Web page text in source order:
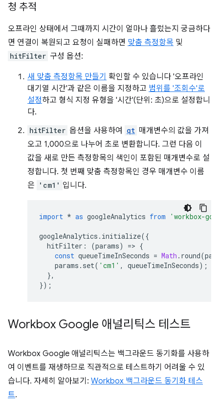
청 추적
오프라인 상태에서 그때까지 시간이 얼마나 흘렀는지 궁금하다
면 연결이 복원되고 요청이 실패하면 맞춤 측정항목 및
hitFilter 구성 옵션:
새 맞춤 측정항목 만들기 확인할 수 있습니다 '오프라인
대기열 시간'과 같은 이름을 지정하고 범위를 '조회수'로
설정하고 형식 지정 유형을 '시간'(단위: 초)으로 설정합니
다.
hitFilter 옵션을 사용하여 qt 매개변수의 값을 가져
오고 1,000으로 나누어 초로 변환합니다. 그런 다음 이
값을 새로 만든 측정항목의 색인이 포함된 매개변수로 설
정합니다. 첫 번째 맞춤 측정항목인 경우 매개변수 이름
은
'cm1' 입니다.
import * as googleAnalytics from 'workbox-
googleAnalytics . initialize({
hitFilter : (params) => {
const queueTimeInSeconds = Math . round(
params . set( 'cm1' , queueTimeInSeconds);
},
});
Workbox Google 애널리틱스 테스트
Workbox Google 애널리틱스는 백그라운드 동기화를 사용하
여 이벤트를 재생하므로 직관적으로 테스트하기 어려울 수 있
습니다. 자세히 알아보기: Workbox 백그라운드 동기화 테스
트.